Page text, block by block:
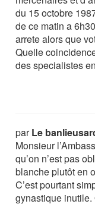
du 15 octobre
de ce matin a
arrete alors que
Quelle
des specialistes
parLe
Monsieur
qu’on n’est pas
blanche plutôt en
C’est pourtant
gynastique